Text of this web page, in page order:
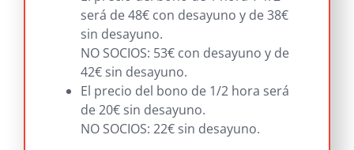
será de 48€ con desayuno y de 38€
sin desayuno.
NO SOCIOS: 53€ con desayuno y de
42€ sin desayuno.
El precio del bono de 1/2 hora será
de 20€ sin desayuno.
NO SOCIOS: 22€ sin desayuno.